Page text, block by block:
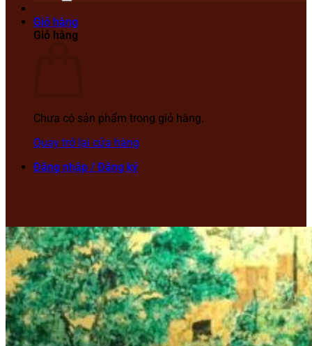
Giỏ hàng
Giỏ hàng
Chưa có sản phẩm trong giỏ hàng.
Quay trở lại cửa hàng
Đăng nhập / Đăng ký